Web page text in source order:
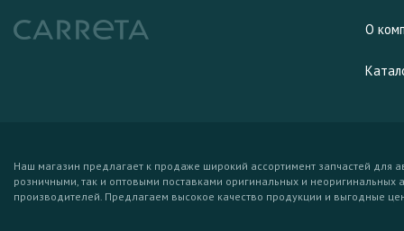
О
Наш магазин предлагает к продаже широкий ассортимент запчастей для
розничными, так и оптовыми поставками оригинальных и неоригинальных
производителей. Предлагаем высокое качество продукции и выгодные